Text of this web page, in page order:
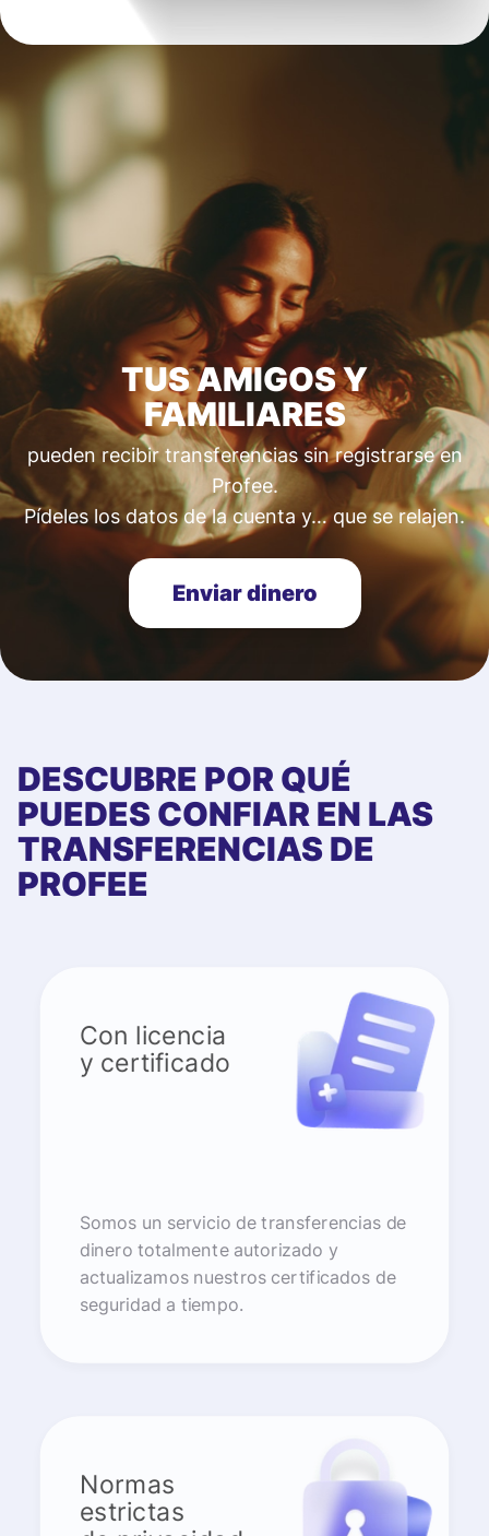
TUS AMIGOS Y
FAMILIARES
pueden recibir transferencias sin registrarse en
Profee.
Pídeles los datos de la cuenta y… que se relajen.
Enviar dinero
DESCUBRE POR QUÉ
PUEDES CONFIAR EN LAS
TRANSFERENCIAS DE
PROFEE
Con licencia
y certificado
Somos un servicio de transferencias de
dinero totalmente autorizado y
actualizamos nuestros certificados de
seguridad a tiempo.
Normas
estrictas